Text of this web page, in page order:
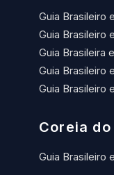
Guia Brasileiro
Guia Brasileiro
Guia Brasileira
Guia Brasileiro
Guia Brasileiro
Coreia do
Guia Brasileiro